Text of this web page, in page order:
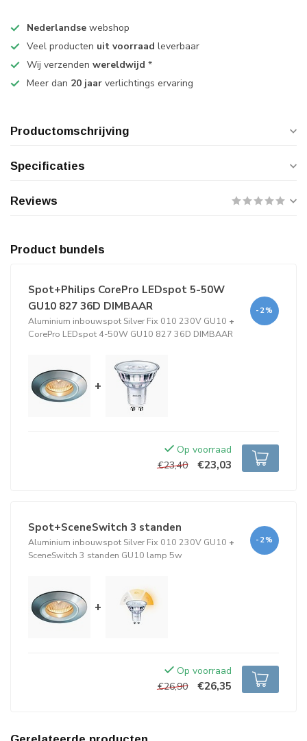
Nederlandse webshop
Veel producten uit voorraad leverbaar
Wij verzenden wereldwijd *
Meer dan 20 jaar verlichtings ervaring
Productomschrijving
Specificaties
Reviews
Product bundels
Spot+Philips CorePro LEDspot 5-50W
GU10 827 36D DIMBAAR
Aluminium inbouwspot Silver Fix 010 230V GU10 +
CorePro LEDspot 4-50W GU10 827 36D DIMBAAR
-2%
+
Op voorraad
€23,40
€23,03
Spot+SceneSwitch 3 standen
Aluminium inbouwspot Silver Fix 010 230V GU10 +
SceneSwitch 3 standen GU10 lamp 5w
-2%
+
Op voorraad
€26,90
€26,35